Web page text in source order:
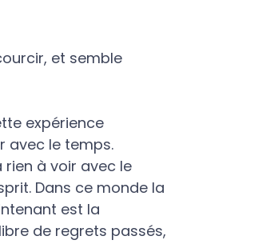
et semble
expérience
avec le temps.
rien à voir avec le
Dans ce monde la
est la
de regrets passés,